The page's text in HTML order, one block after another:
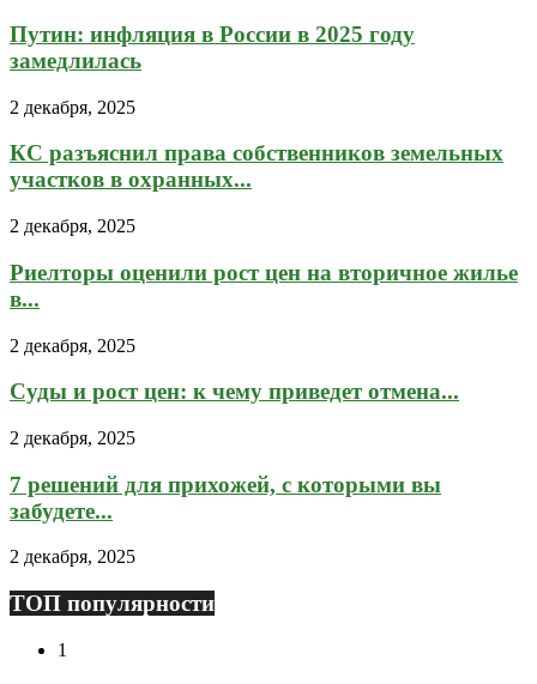
Путин: инфляция в России в 2025 году
замедлилась
2 декабря, 2025
КС разъяснил права собственников земельных
участков в охранных...
2 декабря, 2025
Риелторы оценили рост цен на вторичное жилье
в...
2 декабря, 2025
Суды и рост цен: к чему приведет отмена...
2 декабря, 2025
7 решений для прихожей, с которыми вы
забудете...
2 декабря, 2025
ТОП популярности
1